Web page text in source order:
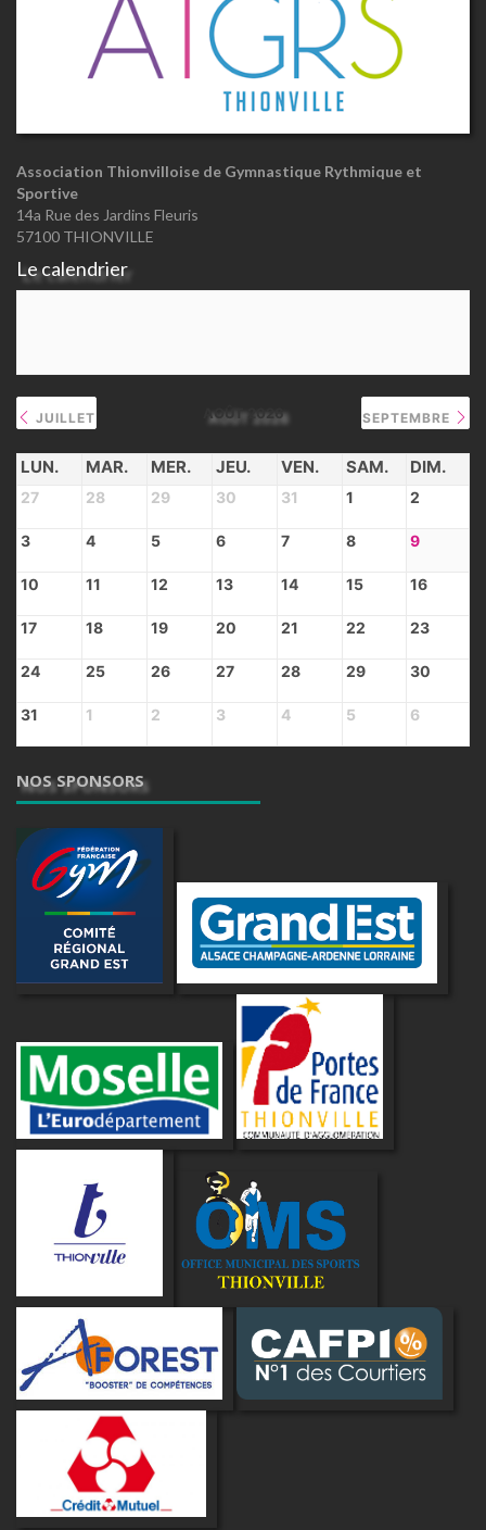
Association Thionvilloise de Gymnastique Rythmique et
Sportive
14a Rue des Jardins Fleuris
57100 THIONVILLE
Le calendrier
JUILLET AOÛT 2026 SEPTEMBRE
LUN. MAR. MER. JEU. VEN. SAM. DIM.
27 28 29 30 31 1 2
3 4 5 6 7 8 9
10 11 12 13 14 15 16
17 18 19 20 21 22 23
24 25 26 27 28 29 30
31 1 2 3 4 5 6
NOS SPONSORS